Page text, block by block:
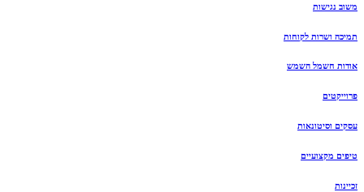
משוב נגישות
תמיכה ושרות לקוחות
אודות חשמל השמש
פרוייקטים
עסקים וסיטונאות
טיפים מקצועיים
זכיינות